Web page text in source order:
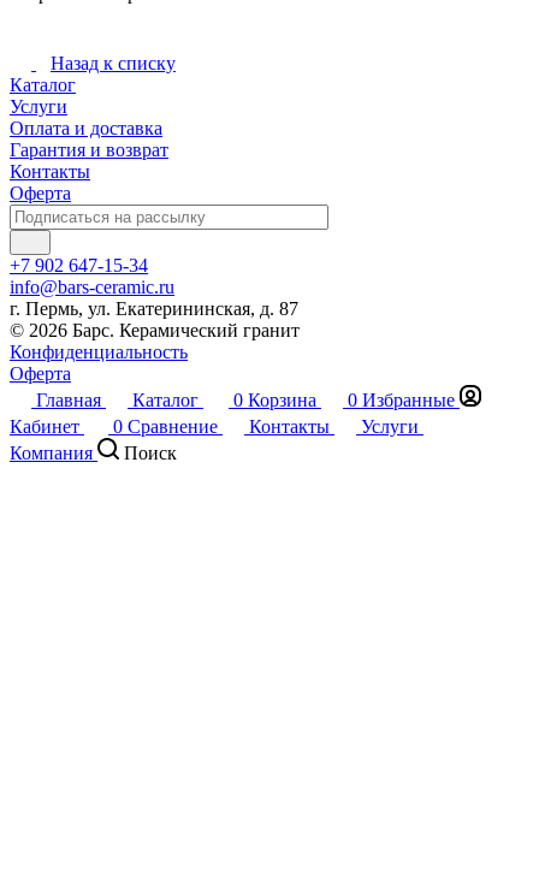
Назад к списку
Каталог
Услуги
Оплата и доставка
Гарантия и возврат
Контакты
Оферта
+7 902 647-15-34
info@bars-ceramic.ru
г. Пермь, ул. Екатерининская, д. 87
© 2026 Барс. Керамический гранит
Конфиденциальность
Оферта
Главная
Каталог 0 Корзина 0 Избранные
Кабинет
0 Сравнение Контакты
Услуги
Компания
Поиск